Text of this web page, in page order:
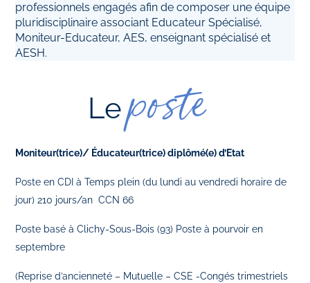
professionnels engagés afin de composer une équipe
pluridisciplinaire associant Educateur Spécialisé,
Moniteur-Educateur, AES, enseignant spécialisé et
AESH.
Leposte
Moniteur(trice)/ Éducateur(trice) diplômé(e) d’Etat
Poste en CDI à Temps plein (du lundi au vendredi horaire de
jour) 210 jours/an CCN 66
Poste basé à Clichy-Sous-Bois (93) Poste à pourvoir en
septembre
(Reprise d’ancienneté – Mutuelle – CSE -Congés trimestriels